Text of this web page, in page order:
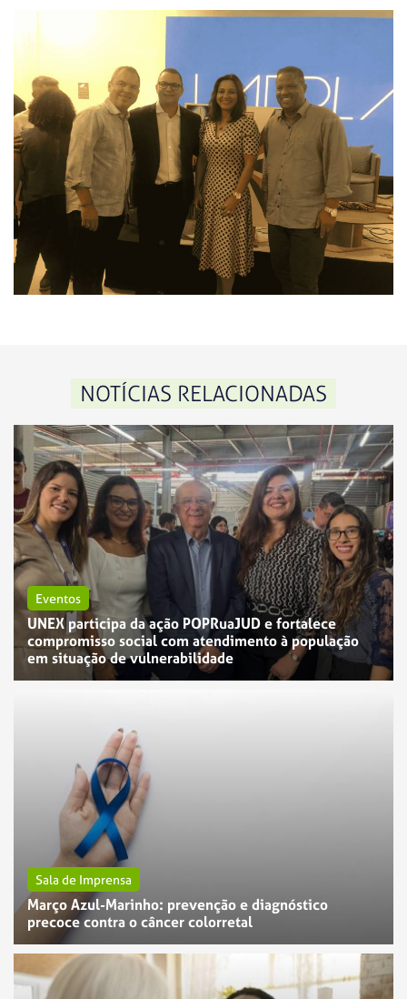
NOTÍCIAS RELACIONADAS
Eventos
UNEX participa da ação POPRuaJUD e fortalece
compromisso social com atendimento à população
em situação de vulnerabilidade
Sala de Imprensa
Março Azul-Marinho: prevenção e diagnóstico
precoce contra o câncer colorretal